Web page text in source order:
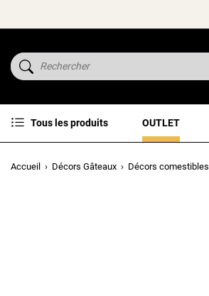
Tous les produits OUTLET
Accueil Décors Gâteaux Décors comestibles